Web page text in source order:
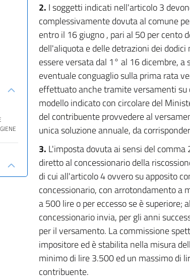
2. I soggetti indicati nell'articolo 3
complessivamente dovuta al comune
entro il 16 giugno , pari al 50 per cento
dell'aliquota e delle detrazioni dei
essere versata dal 1° al 16 dicembre,
eventuale conguaglio sulla prima rata
effettuato anche tramite versamenti
modello indicato con circolare del
del contribuente provvedere al
unica soluzione annuale, da
3. L'imposta dovuta ai sensi del
diretto al concessionario della
di cui all'articolo 4 ovvero su apposito
concessionario, con arrotondamento a
a 500 lire o per eccesso se è superiore;
concessionario invia, per gli anni
per il versamento. La commissione
impositore ed è stabilita nella misura
minimo di lire 3.500 ed un massimo di
contribuente.